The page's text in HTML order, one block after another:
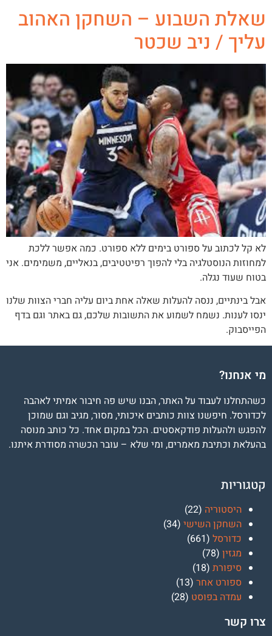
שאלת השבוע – השחקן האהוב
עליך / ניב שכטר
לא קל לכתוב על ספורט בימים ללא ספורט. כמה אפשר ללכת
למחוזות הנוסטלגיה בלי להפוך רפיטטיבים, בנאליים, משמימים. אני
בטוח שעוד נגלה.
אבל בינתיים, ננסה להעלות שאלה אחת ביום עליה חברי הצוות שלנו
ינסו לענות. נשמח לשמוע את התשובות שלכם, גם באתר וגם בדף
הפייסבוק.
מי אנחנו?
כשהתחלנו לעבוד על האתר, הבנו שיש פה חיבור אמיתי לאהבה
לכדורסל. חיפשנו צוות כותבים איכותי, מסור, מגיב וגם שמוכן
להפגש ולהעלות פודקאסטים. הכל במקום אחד. כל כותב מנוסה
בהעלאת וכתיבת מאמרים, ומי שלא – עובר הכשרה מסודרת איתנו.
קטגוריות
היסטוריה (22)
השחקן השישי (34)
כדורסל (661)
מגזין (78)
סיפורת (18)
ספורט אחר (13)
עמדה בפוסט (28)
צרו קשר